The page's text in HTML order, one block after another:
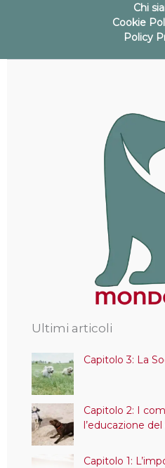
Chi
Cookie
Policy
Ultimi articoli
Capitolo 3: La
Capitolo 2: I
l’educazione del
Capitolo 1: